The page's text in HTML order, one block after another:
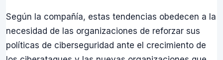
Según la compañía, estas tendencias obedecen a la
necesidad de las organizaciones de reforzar sus
políticas de ciberseguridad ante el crecimiento de